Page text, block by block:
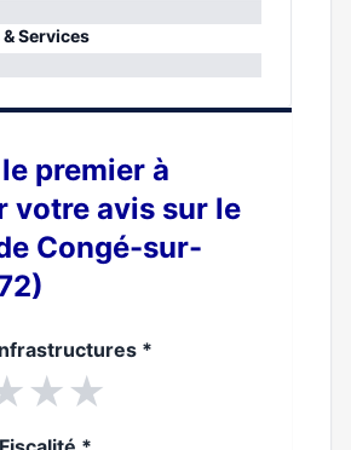
Services
premier à
votre avis sur le
Congé-sur-
*
★★